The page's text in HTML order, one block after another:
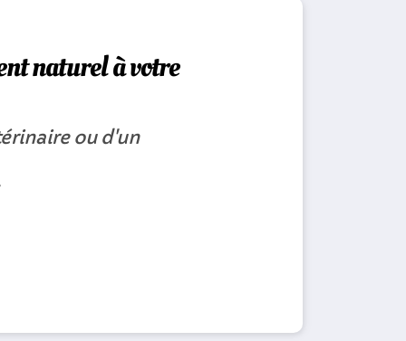
naturel à votre
ou d'un